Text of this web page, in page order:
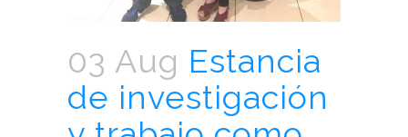
03 Aug Estancia
de investigación